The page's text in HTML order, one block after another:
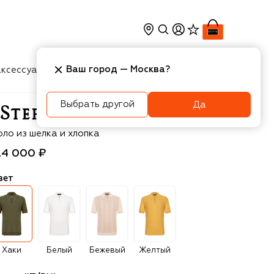
Косметика Интерьер
Ricci
из шелка и хлопка
000 ₽
Хаки Белый Бежевый Желтый
Ваш город — Москва?
Выбрать другой Да